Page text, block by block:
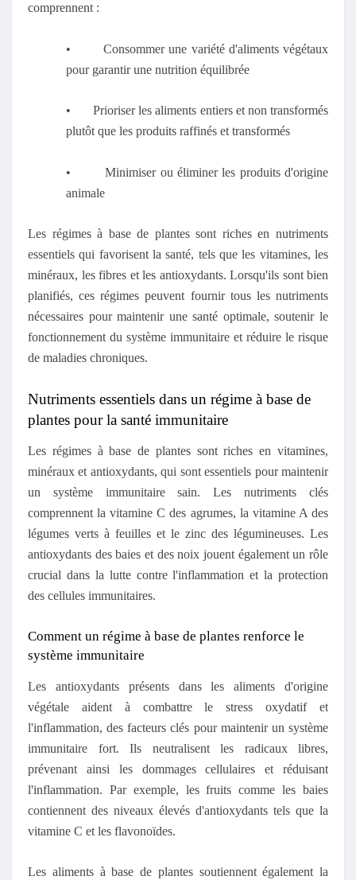
comprennent :
•
Consommer une variété d'aliments végétaux
pour garantir une nutrition équilibrée
•
Prioriser les aliments entiers et non transformés
plutôt que les produits raffinés et transformés
•
Minimiser ou éliminer les produits d'origine
animale
Les régimes à base de plantes sont riches en nutriments
essentiels qui favorisent la santé, tels que les vitamines, les
minéraux, les fibres et les antioxydants. Lorsqu'ils sont bien
planifiés, ces régimes peuvent fournir tous les nutriments
nécessaires pour maintenir une santé optimale, soutenir le
fonctionnement du système immunitaire et réduire le risque
de maladies chroniques.
Nutriments essentiels dans un régime à base de
plantes pour la santé immunitaire
Les régimes à base de plantes sont riches en vitamines,
minéraux et antioxydants, qui sont essentiels pour maintenir
un système immunitaire sain. Les nutriments clés
comprennent la vitamine C des agrumes, la vitamine A des
légumes verts à feuilles et le zinc des légumineuses. Les
antioxydants des baies et des noix jouent également un rôle
crucial dans la lutte contre l'inflammation et la protection
des cellules immunitaires.
Comment un régime à base de plantes renforce le
système immunitaire
Les antioxydants présents dans les aliments d'origine
végétale aident à combattre le stress oxydatif et
l'inflammation, des facteurs clés pour maintenir un système
immunitaire fort. Ils neutralisent les radicaux libres,
prévenant ainsi les dommages cellulaires et réduisant
l'inflammation. Par exemple, les fruits comme les baies
contiennent des niveaux élevés d'antioxydants tels que la
vitamine C et les flavonoïdes.
Les aliments à base de plantes soutiennent également la